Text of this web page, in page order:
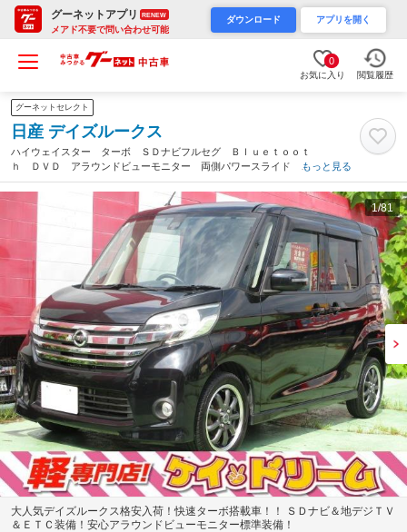
グーネットアプリ RENEW
メアド不要で問い合わせ可能
ダウンロード アプリを開く
0
お気に入り 閲覧履歴
グーネットセレクト
日産 デイズルークス
ハイウェイスター ターボ ＳＤナビフルセグ Ｂｌｕｅｔｏｏｔ
ｈ ＤＶＤ アラウンドビューモニター 両側パワースライド 社
外アルミ ＥＴＣ キセノンライト アイドリングストップ スマ
ートキー エマージェンシーブレーキ Ｗエアコン（山梨県）
もっと見る
1/81
大人気デイズルークス格安入荷！快速ターボ搭載車！！ ＳＤナビ＆地デジＴＶ
＆ＥＴＣ装備！安心アラウンドビューモニター標準装備！